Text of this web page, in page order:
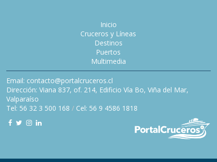
Inicio
Cruceros y Líneas
Destinos
Puertos
Multimedia
Email: contacto@portalcruceros.cl
Dirección: Viana 837, of. 214, Edificio Vía Bo, Viña del Mar,
Valparaíso
Tel: 56 32 3 500 168 / Cel: 56 9 4586 1818